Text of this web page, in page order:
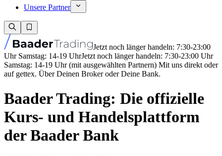
Unsere Partner
Jetzt noch länger handeln: 7:30-23:00
Uhr Samstag: 14-19 UhrJetzt noch länger handeln: 7:30-23:00 Uhr
Samstag: 14-19 Uhr (mit ausgewählten Partnern) Mit uns direkt oder
auf gettex. Über Deinen Broker oder Deine Bank.
Baader Trading: Die offizielle
Kurs- und Handelsplattform
der Baader Bank